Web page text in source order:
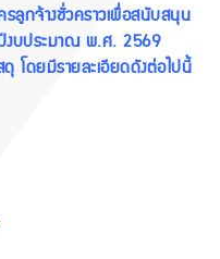
ลูกจ้างชั่วคราวเพื่อสนับสนุน
งบประมาณ พ.ศ. 2569
โดยมีรายละเอียดดังต่อไปนี้